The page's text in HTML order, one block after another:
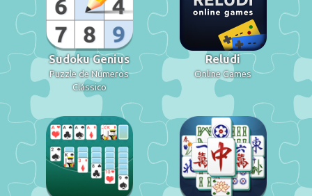
Sudoku Genius
Puzzle de Números
Clássico
Reludi
Online Games